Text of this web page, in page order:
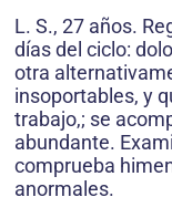
L. S., 27 años.
días del ciclo:
otra
insoportables, y
trabajo,; se
abundante.
comprueba
anormales.